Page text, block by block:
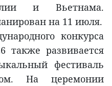
и Вьетнама.
на 11 июля.
конкурса
также развивается
фестиваль
На церемонии